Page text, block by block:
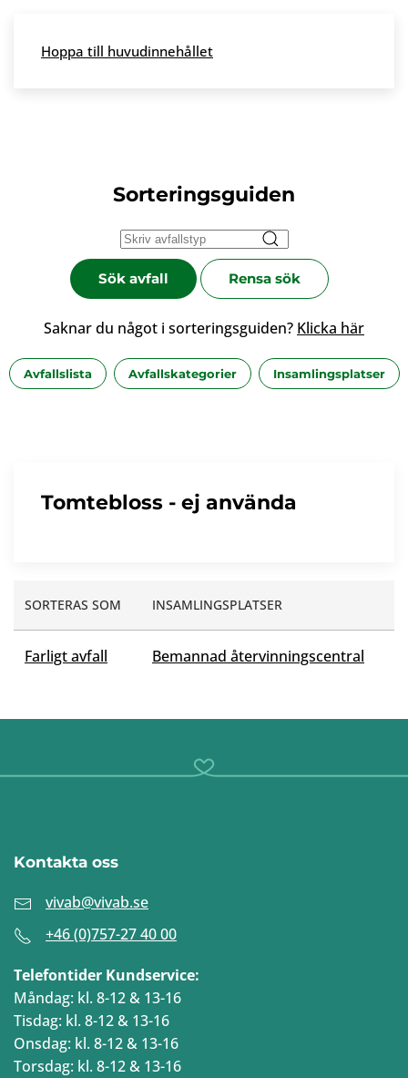
Skip to main content
Hoppa till huvudinnehållet
Sorteringsguiden
Sök avfall Rensa sök
Saknar du något i sorteringsguiden? Klicka här
Avfallslista Avfallskategorier Insamlingsplatser
Tomtebloss - ej använda
SORTERAS SOM INSAMLINGSPLATSER
Farligt avfall Bemannad återvinningscentral
Kontakta oss
vivab@vivab.se
+46 (0)757-27 40 00
Telefontider Kundservice:
Måndag: kl. 8-12 & 13-16
Tisdag: kl. 8-12 & 13-16
Onsdag: kl. 8-12 & 13-16
Torsdag: kl. 8-12 & 13-16